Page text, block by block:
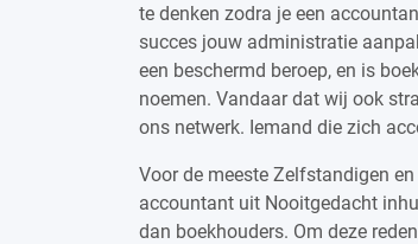
te denken zodra je een
succes jouw administratie
een beschermd beroep, en is
noemen. Vandaar dat wij ook
ons netwerk. Iemand die zich
Voor de meeste Zelfstandigen
accountant uit Nooitgedacht
dan boekhouders. Om deze